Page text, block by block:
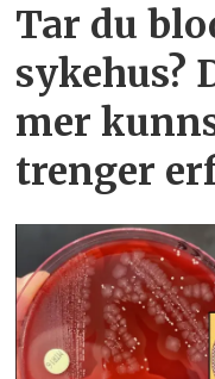
Tar du
sykehus?
mer
trenger